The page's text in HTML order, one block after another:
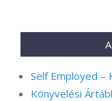
Self Employed –
Könyvelési